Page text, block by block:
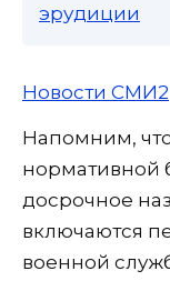
эрудиции
Новости СМИ2
Напомним,
нормативной
досрочное
включаются
военной